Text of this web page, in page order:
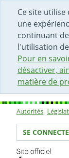
Ce site
une
continuant
l'utilisation
Pour en
désactiver,
matière de
DÉBUT DU
ACCÈS AU
PAGE
FORMULAIRE
Sous-
Autorités
Votre
SE